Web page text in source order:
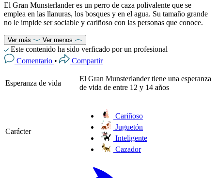
El Gran Munsterlander es un perro de caza polivalente que se
emplea en las llanuras, los bosques y en el agua. Su tamaño grande
no le impide ser sociable y cariñoso con las personas que conoce.
Ver más Ver menos
Este contenido ha sido verficado por un profesional
Comentario • Compartir
Esperanza de vida
El Gran Munsterlander tiene una esperanza
de vida de entre 12 y 14 años
Carácter
Cariñoso
Juguetón
Inteligente
Cazador